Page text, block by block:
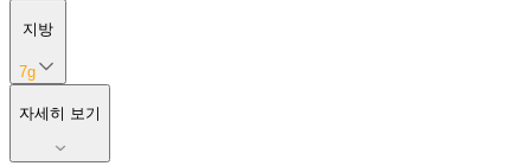
지방
7g
자세히 보기